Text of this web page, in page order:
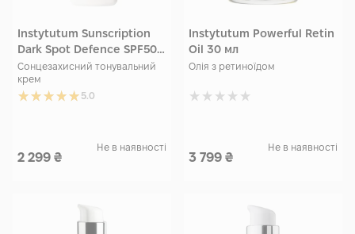
Instytutum Sunscription
Dark Spot Defenсe SPF50
50 мл
Сонцезахисний тонувальний
крем
5.0
2 299 ₴
Не в наявності
Instytutum Powerful Retin
Oil 30 мл
Олія з ретиноїдом
3 799 ₴
Не в наявності